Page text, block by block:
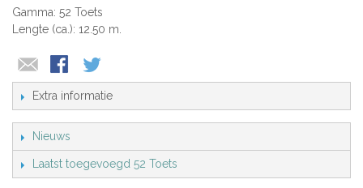
Gamma: 52 Toets
Lengte (ca.): 12.50 m.
Extra informatie
Nieuws
Laatst toegevoegd 52 Toets